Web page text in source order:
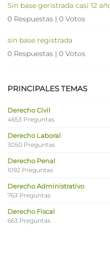
Sin base geristrada casi 12
0 Respuestas | 0 Votos
sin base registrada
0 Respuestas | 0 Votos
PRINCIPALES TEMAS
Derecho Civil
4653 Preguntas
Derecho Laboral
3050 Preguntas
Derecho Penal
1092 Preguntas
Derecho Administrativo
763 Preguntas
Derecho Fiscal
663 Preguntas